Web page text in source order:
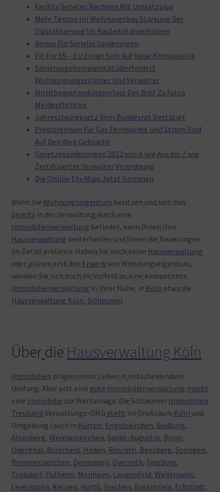
Facility Services Rechnen Mit Umsatzplus
Mehr Tempo Im Wohnungsbau Stärkung Der
Digitalisierung Im Bauleitplanverfahren
Bonus Für Serielle Sanierungen
Fit For 55 – EU Einigt Sich Auf Neue Klimapolitik
Sanierungskomplexität überfordert
Wohnungseigentümer Und Verwalter
Nichtbeanstandungserlass Des Bmf Zu Fatca
Meldepflichten
Jahressteürgesetz Vom Bundesrat Bestätigt
Preisbremsen Für Gas Fernwärme Und Strom Sind
Auf Den Weg Gebracht
Gesetzesänderungen 2022 von A wie Ava bis Z wie
Zertifizierter Verwalter Verordnung
Die Online Etv Muss Jetzt Kommen
Wenn Sie Wohnungseigentum besitzen und sich dies
bereits in derVerwaltung durch eine
Immobilienverwaltung befindet, kann Ihnen Ihre
Hausverwaltung weiterhelfen und Ihnen die Neuerungen
im Detail erklären. Haben Sie noch keine Hausverwaltung
oder planen erst den Erwerb von Wohnungseigentum,
wenden Sie sich doch im Vorfeld an eine kompetente
Immobilienverwaltung in Ihrer Nähe, in Köln etwa die
Hausverwaltung Köln, Schleumer
Über die Hausverwaltung Köln
Immobilien prägen unser Leben in entscheidendem
Umfang. Aber erst eine gute Immobilienverwaltung macht
eine Immobilie zur Wertanlage. Die Schleumer Immobilien
Treuhand Verwaltungs-OHG steht im Großraum Köln und
Umgebung (auch in Kürten, Engelskirchen, Bedburg,
Altenberg, Wermelskirchen, Sankt-Augustin, Bonn,
Odenthal, Burscheid, Hilden, Rösrath, Bensberg, Solingen,
Rommerskirchen, Dormagen, Overrath, Siegburg,
Troisdorf, Pulheim, Monheim, Langenfeld, Weilerswist,
Leverkusen, Kerpen, Hürth, Frechen, Euskirchen, Erftstadt,